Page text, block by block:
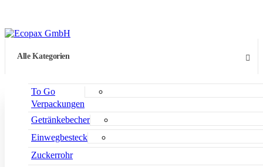
Alle Kategorien
To Go
Verpackungen
Getränkebecher
Einwegbesteck
Zuckerrohr